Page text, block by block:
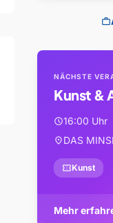
work
NÄCHSTE
Kunst &
schedule16:00 Uhr
location_onDAS
confirmation_numberKunst
Mehr